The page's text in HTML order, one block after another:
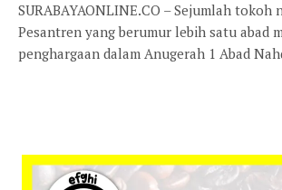
SURABAYAONLINE.CO – Sejumlah
Pesantren yang berumur lebih satu abad
penghargaan dalam Anugerah 1 Abad